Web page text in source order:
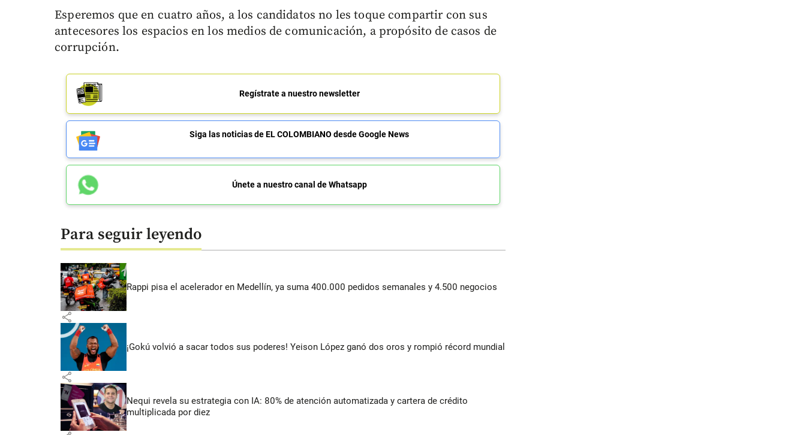
Esperemos que en cuatro años, a los candidatos no les toque compartir con sus
antecesores los espacios en los medios de comunicación, a propósito de casos de
corrupción.
Regístrate a nuestro newsletter
Siga las noticias de EL COLOMBIANO desde Google News
Únete a nuestro canal de Whatsapp
Para seguir leyendo
Rappi pisa el acelerador en Medellín, ya suma 400.000 pedidos semanales y 4.500 negocios
share
¡Gokú volvió a sacar todos sus poderes! Yeison López ganó dos oros y rompió récord mundial
share
Nequi revela su estrategia con IA: 80% de atención automatizada y cartera de crédito
multiplicada por diez